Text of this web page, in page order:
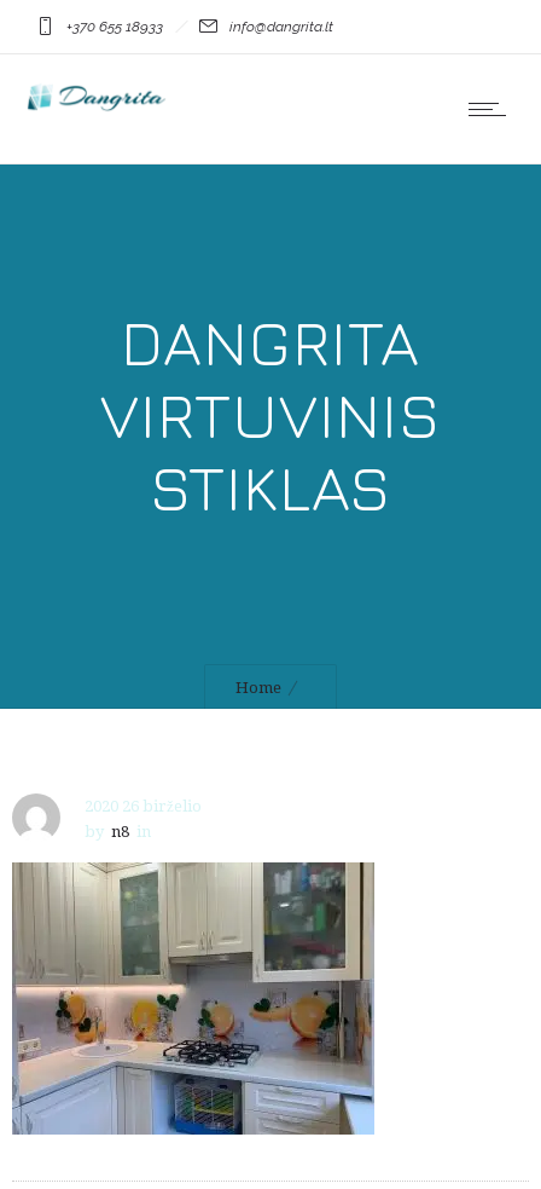
+370 655 18933 info@dangrita.lt
DANGRITA
VIRTUVINIS
STIKLAS
Home
2020 26 birželio
by n8 in